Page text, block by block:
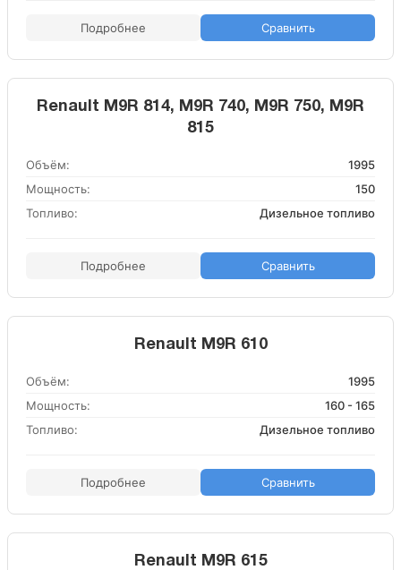
Подробнее Сравнить
Renault M9R 814, M9R 740, M9R 750, M9R
815
Объём:
1995
Мощность:
150
Топливо:
Дизельное топливо
Подробнее Сравнить
Renault M9R 610
Объём:
1995
Мощность:
160 - 165
Топливо:
Дизельное топливо
Подробнее Сравнить
Renault M9R 615